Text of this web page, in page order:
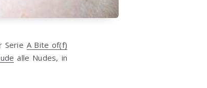
Serie A Bite of(f)
alle Nudes, in